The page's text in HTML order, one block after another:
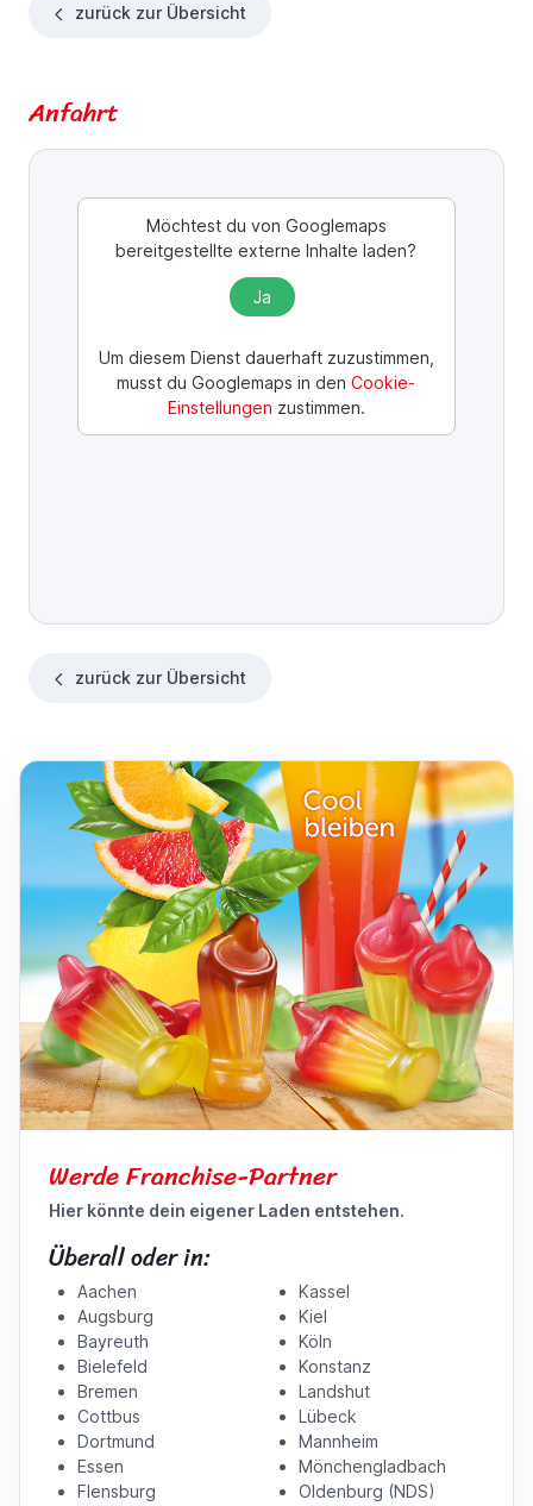
zurück zur Übersicht
Anfahrt
Möchtest du von Googlemaps
bereitgestellte externe Inhalte laden?
Ja
Um diesem Dienst dauerhaft zuzustimmen,
musst duGooglemaps in denCookie-
Einstellungen zustimmen.
zurück zur Übersicht
Werde Franchise-Partner
Hier könnte dein eigener Laden entstehen.
Überall oder in:
Aachen
Augsburg
Bayreuth
Bielefeld
Bremen
Cottbus
Dortmund
Essen
Flensburg
Kassel
Kiel
Köln
Konstanz
Landshut
Lübeck
Mannheim
Mönchengladbach
Oldenburg (NDS)